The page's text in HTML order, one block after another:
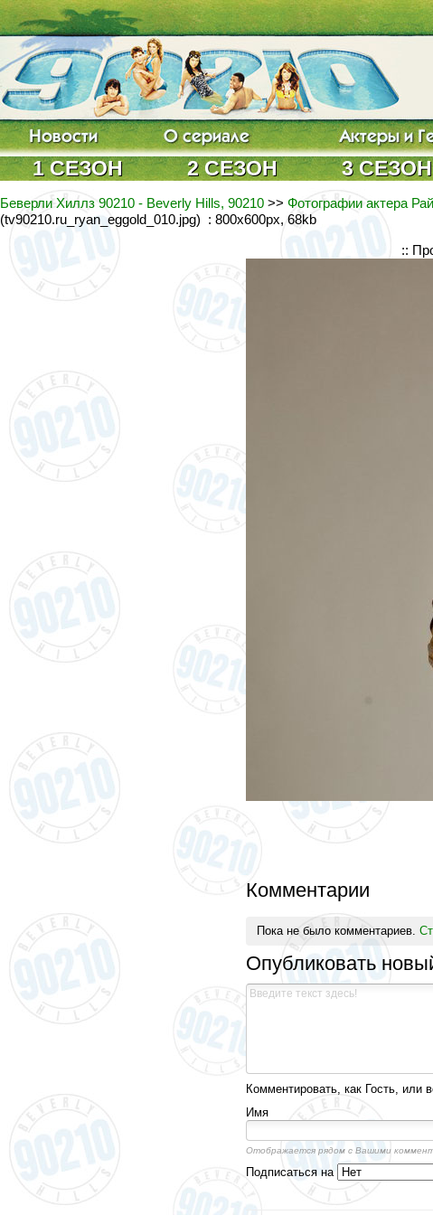
1 СЕЗОН 2 СЕЗОН 3 СЕЗОН
Беверли Хиллз 90210 - Beverly Hills, 90210 >> Фотографии актера
(tv90210.ru_ryan_eggold_010.jpg) : 800x600px, 68kb
::
Комментарии
Пока не было комментариев.
Опубликовать
Комментировать, как Гость, или
Имя
Отображается рядом с Вашими
Подписаться на